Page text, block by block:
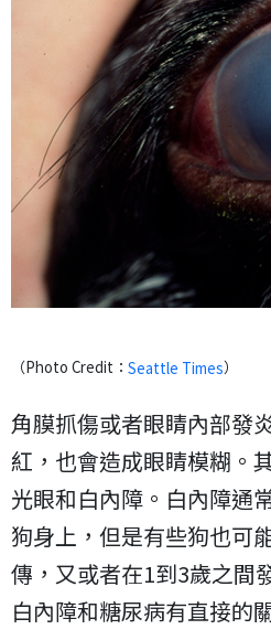
（Photo Credit： Seattle Times）
角膜抓傷或者眼睛內部發
紅，也會造成眼睛模糊。
光眼和白內障。白內障通
狗身上，但是有些狗也可
傳，又或者在1到3歲之間
白內障和糖尿病有直接的